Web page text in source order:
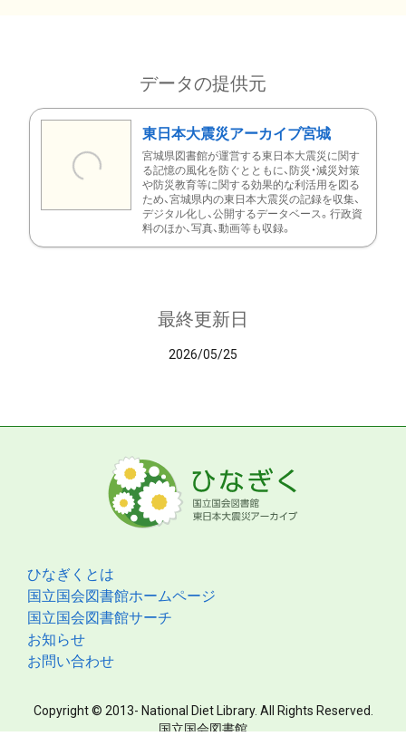
データの提供元
東日本大震災アーカイブ宮城
宮城県図書館が運営する東日本大震災に関す
る記憶の風化を防ぐとともに、防災・減災対策
や防災教育等に関する効果的な利活用を図る
ため、宮城県内の東日本大震災の記録を収集、
デジタル化し、公開するデータベース。行政資
料のほか、写真、動画等も収録。
最終更新日
2026/05/25
ひなぎくとは
国立国会図書館ホームページ
国立国会図書館サーチ
お知らせ
お問い合わせ
Copyright © 2013- National Diet Library. All Rights Reserved.